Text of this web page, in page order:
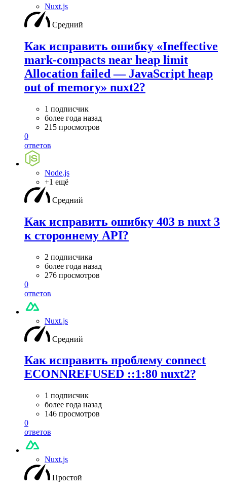
Nuxt.js
Средний
Как исправить ошибку «Ineffective
mark-compacts near heap limit
Allocation failed — JavaScript heap
out of memory» nuxt2?
1 подписчик
более года назад
215 просмотров
0
ответов
Node.js
+1 ещё
Средний
Как исправить ошибку 403 в nuxt 3
к стороннему API?
2 подписчика
более года назад
276 просмотров
0
ответов
Nuxt.js
Средний
Как исправить проблему connect
ECONNREFUSED ::1:80 nuxt2?
1 подписчик
более года назад
146 просмотров
0
ответов
Nuxt.js
Простой